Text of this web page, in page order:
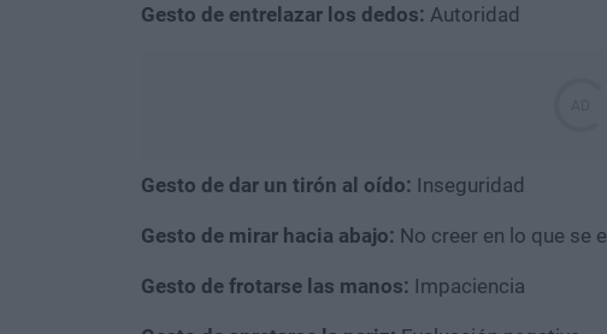
Gesto de entrelazar los dedos: Autoridad
Gesto de dar un tirón al oído: Inseguridad
Gesto de mirar hacia abajo: No creer en lo que se
Gesto de frotarse las manos: Impaciencia